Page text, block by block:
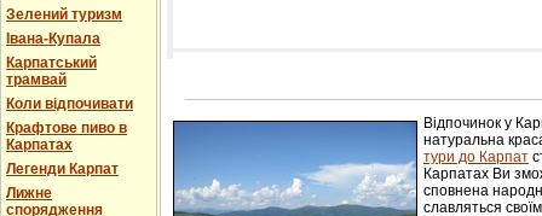
Зелений туризм
Івана-Купала
Карпатський
трамвай
Коли відпочивати
Крафтове пиво в
Карпатах
Легенди Карпат
Лижне
спорядження
Редагування інформації і цін на вимогу
Відпочинок у
натуральна
тури до Карпат
Карпатах Ви
сповнена
славляться